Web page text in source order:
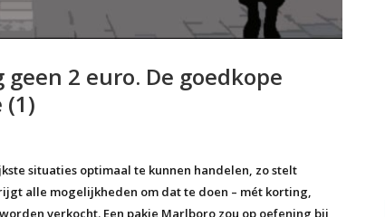
2 euro. De goedkope
situaties optimaal te kunnen handelen, zo stelt
alle mogelijkheden om dat te doen – mét korting,
verkocht. Een pakje Marlboro zou op oefening bij